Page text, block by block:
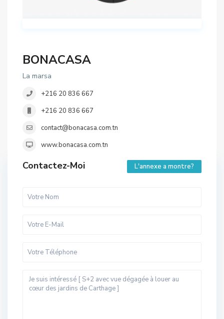
BONACASA
La marsa
+216 20 836 667
+216 20 836 667
contact@bonacasa.com.tn
www.bonacasa.com.tn
Contactez-Moi L'annexe a montre?